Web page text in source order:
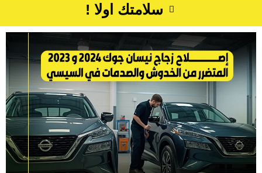
سلامتك اولا !